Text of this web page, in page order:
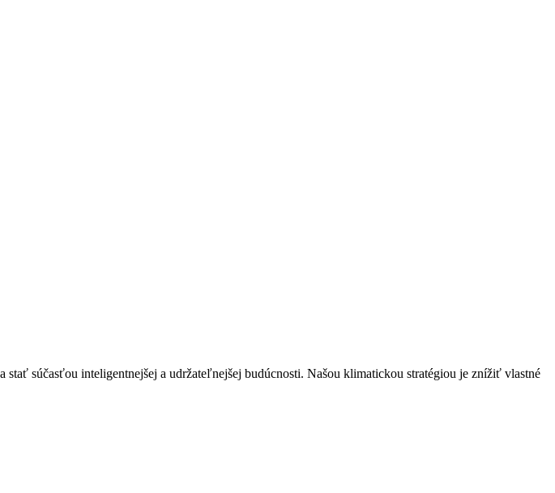
súčasťou inteligentnejšej a udržateľnejšej budúcnosti. Našou klimatickou stratégiou je znížiť vlastné